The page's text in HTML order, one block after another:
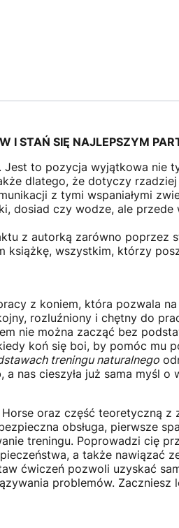
I STAŃ SIĘ NAJLEPSZYM
Jest to pozycja wyjątkowa nie
dlatego, że dotyczy rzadziej
z tymi wspaniałymi
dosiad czy wodze, ale przede
z autorką zarówno poprzez
książkę, wszystkim, którzy
z koniem, która pozwala
rozluźniony i chętny do
nie można zacząć bez
koń się boi, by pomóc mu
treningu naturalnego
nas cieszyła już sama myśl o
oraz część teoretyczną z
obsługa, pierwsze
treningu. Poprowadzi cię
a także nawiązać
ćwiczeń pozwoli uzyskać
problemów. Zaczniesz